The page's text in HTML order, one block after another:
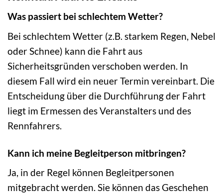
Was passiert bei schlechtem Wetter?
Bei schlechtem Wetter (z.B. starkem Regen, Nebel
oder Schnee) kann die Fahrt aus
Sicherheitsgründen verschoben werden. In
diesem Fall wird ein neuer Termin vereinbart. Die
Entscheidung über die Durchführung der Fahrt
liegt im Ermessen des Veranstalters und des
Rennfahrers.
Kann ich meine Begleitperson mitbringen?
Ja, in der Regel können Begleitpersonen
mitgebracht werden. Sie können das Geschehen